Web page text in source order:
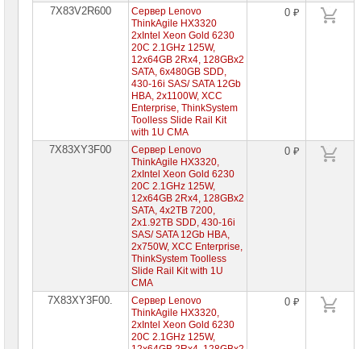
7X83V2R600
Сервер Lenovo
ThinkAgile HX3320
2xIntel Xeon Gold 6230
20C 2.1GHz 125W,
12x64GB 2Rx4, 128GBx2
SATA, 6x480GB SDD,
430-16i SAS/ SATA 12Gb
HBA, 2x1100W, XCC
Enterprise, ThinkSystem
Toolless Slide Rail Kit
with 1U CMA
0 ₽
7X83XY3F00
Сервер Lenovo
ThinkAgile HX3320,
2xIntel Xeon Gold 6230
20C 2.1GHz 125W,
12x64GB 2Rx4, 128GBx2
SATA, 4x2TB 7200,
2x1.92TB SDD, 430-16i
SAS/ SATA 12Gb HBA,
2x750W, XCC Enterprise,
ThinkSystem Toolless
Slide Rail Kit with 1U
CMA
0 ₽
7X83XY3F00.
Сервер Lenovo
ThinkAgile HX3320,
2xIntel Xeon Gold 6230
20C 2.1GHz 125W,
0 ₽